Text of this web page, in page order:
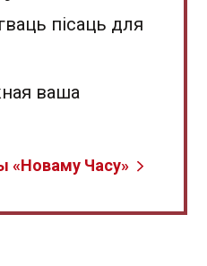
пісаць для
ваша
«Новаму Часу»